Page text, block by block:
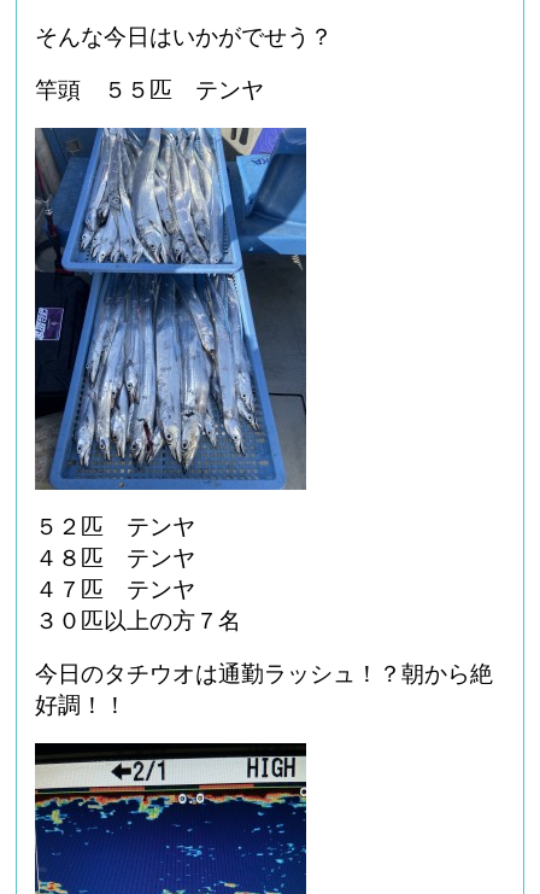
そんな今日はいかがでせう？
竿頭 ５５匹 テンヤ
５２匹 テンヤ
４８匹 テンヤ
４７匹 テンヤ
３０匹以上の方７名
今日のタチウオは通勤ラッシュ！？朝から絶
好調！！